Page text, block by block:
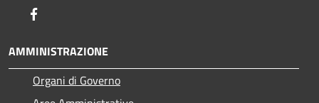
AMMINISTRAZIONE
Organi di Governo